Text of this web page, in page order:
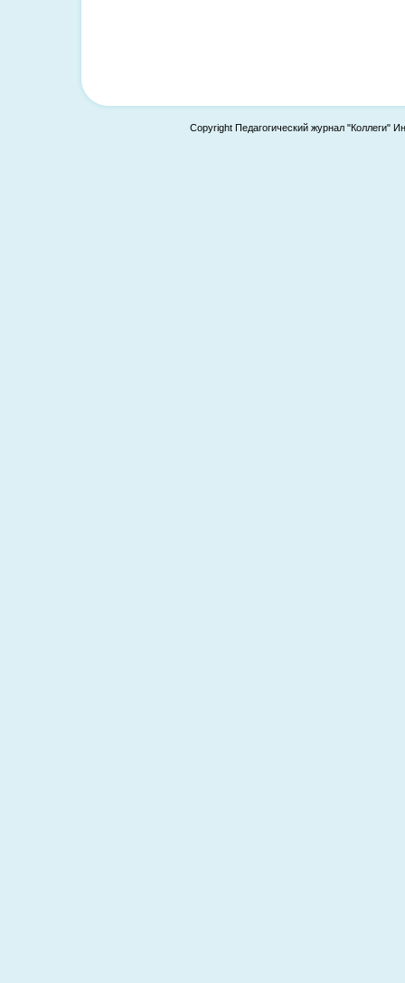
Copyright Педагогический журнал "Коллеги"